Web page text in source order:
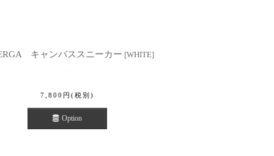
キャンバススニーカー [WHITE]
7,800 円 (税別)
Option